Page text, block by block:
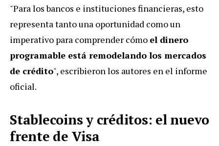
"Para los bancos e instituciones financieras, esto
representa tanto una oportunidad como un
imperativo para comprender cómo el dinero
programable está remodelando los mercados
de crédito", escribieron los autores en el informe
oficial.
Stablecoins y créditos: el nuevo
frente de Visa